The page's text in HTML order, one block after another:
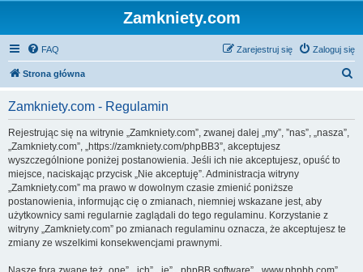
Zamkniety.com
FAQ Zaloguj się
Zarejestruj się
Strona główna
Zamkniety.com - Regulamin
Rejestrując się na witrynie „Zamkniety.com”, zwanej dalej „my”, ”nas”, „nasza”,
„Zamkniety.com”, „https://zamkniety.com/phpBB3”, akceptujesz
wyszczególnione poniżej postanowienia. Jeśli ich nie akceptujesz, opuść to
miejsce, naciskając przycisk „Nie akceptuję”. Administracja witryny
„Zamkniety.com” ma prawo w dowolnym czasie zmienić poniższe
postanowienia, informując cię o zmianach, niemniej wskazane jest, aby
użytkownicy sami regularnie zaglądali do tego regulaminu. Korzystanie z
witryny „Zamkniety.com” po zmianach regulaminu oznacza, że akceptujesz te
zmiany ze wszelkimi konsekwencjami prawnymi.